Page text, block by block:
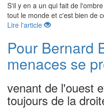
S'il y en a un qui fait de
tout le monde et c'est bien de
Lire l'article
Pour Bernard
menaces se
venant de l'ouest
toujours de la